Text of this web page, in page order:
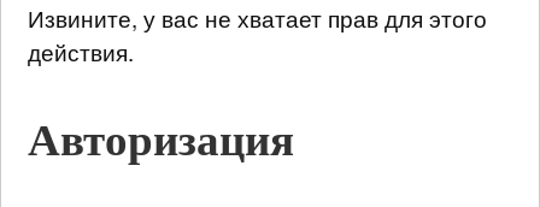
Извините, у вас не хватает прав для этого
действия.
Авторизация